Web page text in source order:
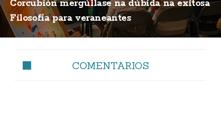
Corcubión mergúllase na dúbida na exitosa
Filosofía para veraneantes
COMENTARIOS